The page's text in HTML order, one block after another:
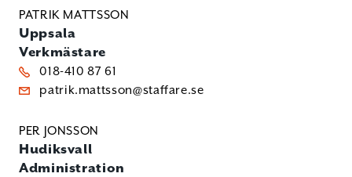
PATRIK MATTSSON
Uppsala
Verkmästare
018-410 87 61
patrik.mattsson@staffare.se
PER JONSSON
Hudiksvall
Administration